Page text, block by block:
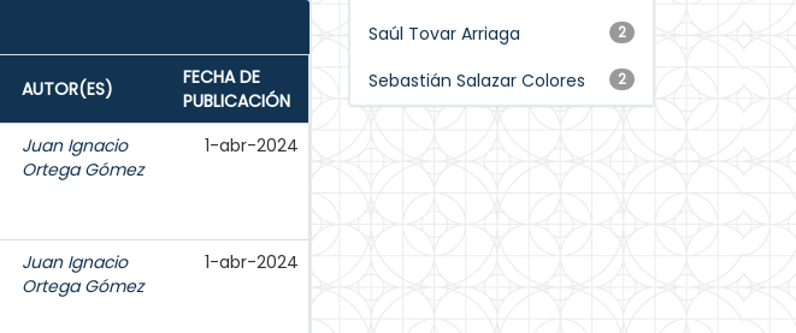
AUTOR(ES)
FECHA DE
PUBLICACIÓN
Juan Ignacio
Ortega Gómez
1-abr-2024
Juan Ignacio
Ortega Gómez
1-abr-2024
2
Saúl Tovar Arriaga
2
Sebastián Salazar Colores